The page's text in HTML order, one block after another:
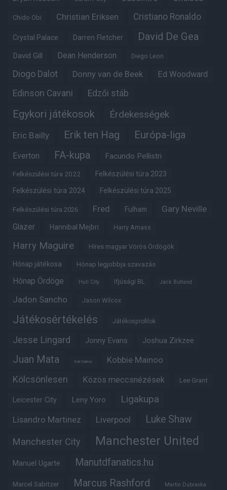
Chido Obi Christian Eriksen Cristiano Ronaldo
Crystal Palace Darren Fletcher David De Gea
David Gill Dean Henderson Diego Leon
Diogo Dalot Donny van de Beek Ed Woodward
Edinson Cavani Edzői stáb
Egykori játékosok Érdekességek
Eric Bailly Erik ten Hag Európa-liga
Everton FA-kupa Facundo Pellistri
Felkészülési túra 2022 Felkészülési túra 2023
Felkészülési túra 2024 Felkészülési túra 2025
Felkészülési túra 2026 Fred Fulham Gary Neville
Glazer Hannibal Mejbri Harry Amass
Harry Maguire Híres magyar Vörös Ördögök
Hónap játékosa Hónap legjobbja szavazás
Hónap Ördöge Hull City Ifjúsági BL Jack Butland
Jadon Sancho Jason Wilcox
Játékosértékelés Játékosprofilok
Jesse Lingard Jonny Evans Joshua Zirkzee
Juan Mata Karl Darlow Kobbie Mainoo
Kölcsönlesen Közös meccsnézések Lee Grant
Leicester City Leny Yoro Ligakupa
Lisandro Martinez Liverpool Luke Shaw
Manchester City Manchester United
Manuel Ugarte Manutdfanatics.hu
Marcel Sabitzer Marcus Rashford Martin Dubravka